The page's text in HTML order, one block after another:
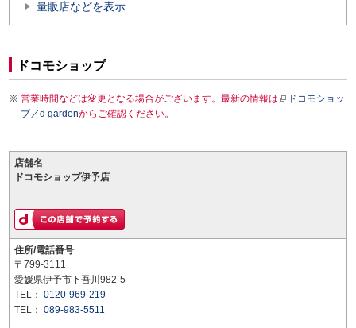
量販店などを表示
ドコモショップ
営業時間などは変更となる場合がございます。最新の情報は
ドコモショッ
プ／d gardenからご確認ください。
店舗名
ドコモショップ伊予店
住所/電話番号
〒799-3111
愛媛県伊予市下吾川982-5
TEL： 0120-969-219
TEL： 089-983-5511